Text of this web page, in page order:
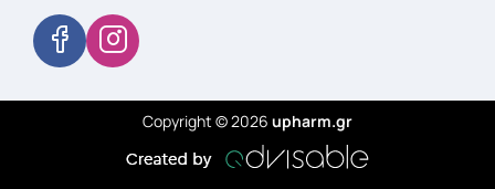
Copyright © 2026 upharm.gr